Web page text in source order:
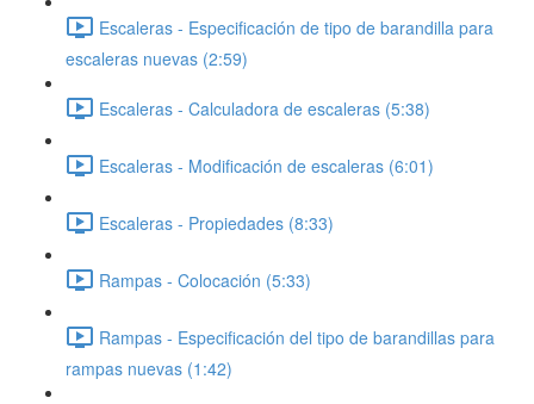
Escaleras - Especificación de tipo de barandilla para
escaleras nuevas (2:59)
Escaleras - Calculadora de escaleras (5:38)
Escaleras - Modificación de escaleras (6:01)
Escaleras - Propiedades (8:33)
Rampas - Colocación (5:33)
Rampas - Especificación del tipo de barandillas para
rampas nuevas (1:42)